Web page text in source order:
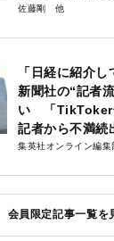
佐藤剛
「日経に紹介
新聞社の“記者
い 「TikToker
記者から不満続
集英社オンライン編集
会員限定記事一覧を